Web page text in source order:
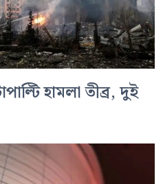
হামলা তীব্র, দুই